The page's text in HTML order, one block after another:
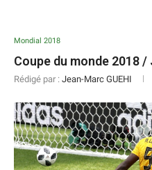
Mondial 2018
Coupe du monde 2018
Rédigé par : Jean-Marc GUEHI